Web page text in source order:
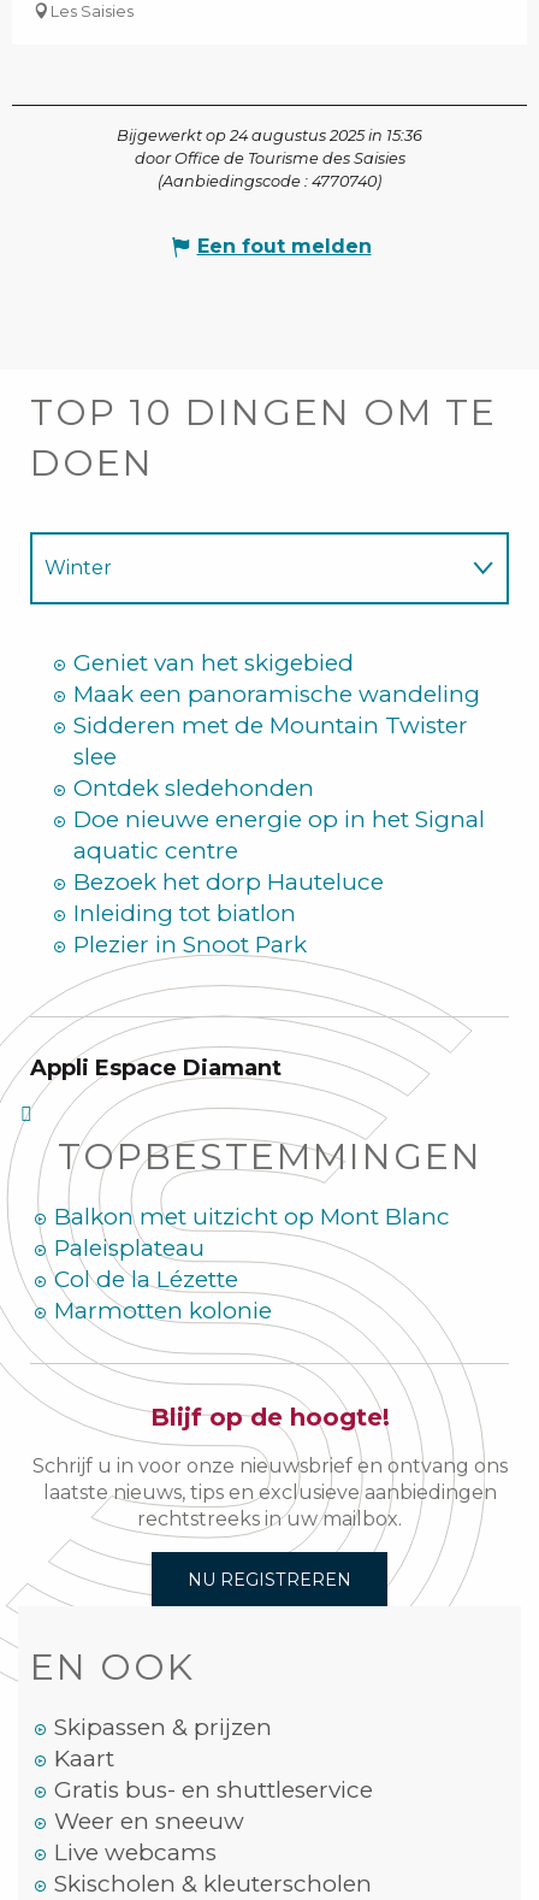
Les Saisies
Bijgewerkt op 24 augustus 2025 in 15:36
door Office de Tourisme des Saisies
(Aanbiedingscode : 4770740)
Een fout melden
TOP 10 DINGEN OM TE
DOEN
Winter
Geniet van het skigebied
Maak een panoramische wandeling
Sidderen met de Mountain Twister
slee
Ontdek sledehonden
Doe nieuwe energie op in het Signal
aquatic centre
Bezoek het dorp Hauteluce
Inleiding tot biatlon
Plezier in Snoot Park
Appli Espace Diamant
TOPBESTEMMINGEN
Balkon met uitzicht op Mont Blanc
Paleisplateau
Col de la Lézette
Marmotten kolonie
Blijf op de hoogte!
Schrijf u in voor onze nieuwsbrief en ontvang ons
laatste nieuws, tips en exclusieve aanbiedingen
rechtstreeks in uw mailbox.
NU REGISTREREN
EN OOK
Skipassen & prijzen
Kaart
Gratis bus- en shuttleservice
Weer en sneeuw
Live webcams
Skischolen & kleuterscholen